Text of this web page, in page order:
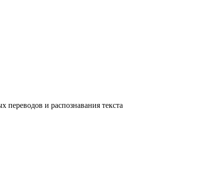
переводов и распознавания текста